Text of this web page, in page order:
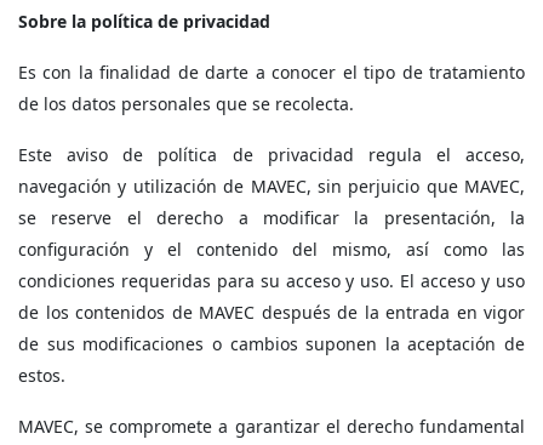
Sobre la política de privacidad
Es con la finalidad de darte a conocer el tipo de tratamiento
de los datos personales que se recolecta.
Este aviso de política de privacidad regula el acceso,
navegación y utilización de MAVEC, sin perjuicio que MAVEC,
se reserve el derecho a modificar la presentación, la
configuración y el contenido del mismo, así como las
condiciones requeridas para su acceso y uso. El acceso y uso
de los contenidos de MAVEC después de la entrada en vigor
de sus modificaciones o cambios suponen la aceptación de
estos.
MAVEC, se compromete a garantizar el derecho fundamental